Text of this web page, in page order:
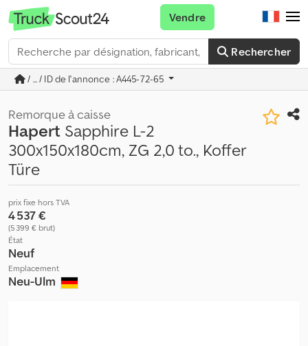
Rechercher
Vendre
/ ... / ID de l'annonce : A445-72-65
Remorque à caisse
Hapert Sapphire L-2
300x150x180cm, ZG 2,0 to., Koffer
Türe
prix fixe hors TVA
4 537 €
(5 399 € brut)
État
Neuf
Emplacement
Neu-Ulm